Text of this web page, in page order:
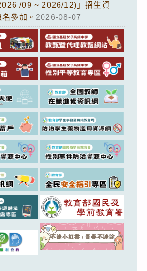
/09 ~ 2026/12)」招生資
參加。 2026-08-07